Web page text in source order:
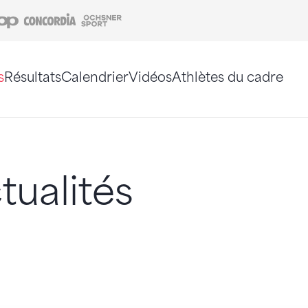
Coop Concordia
RésultatsCalendrierVidéosAthlètes du cadre